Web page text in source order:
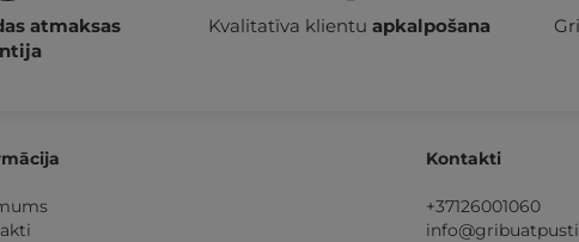
atmaksas
Kvalitatīva klientuapkalpošana
Kontakti
+37126001060